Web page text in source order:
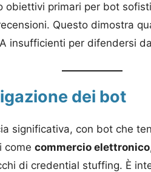
primari per bot
Questo dimostra
insufficienti per difendersi
dei bot
significativa, con bot che
come commercio elettronico
di credential stuffing. È